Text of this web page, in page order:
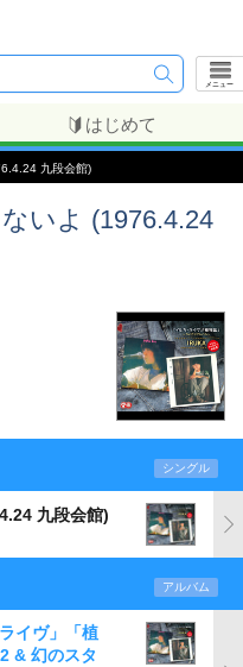
メニュー
はじめて
九段会館)
いよ (1976.4.24
シングル
九段会館)
アルバム
イヴ」「植
& 幻のスタ